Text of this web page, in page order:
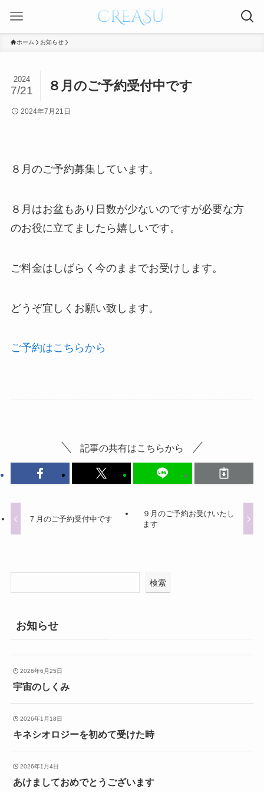
ホーム お知らせ
８月のご予約受付中です
2024
7/21
2024年7月21日
８月のご予約募集しています。
８月はお盆もあり日数が少ないのですが必要な方
のお役に立てましたら嬉しいです。
ご料金はしばらく今のままでお受けします。
どうぞ宜しくお願い致します。
ご予約はこちらから
記事の共有はこちらから
７月のご予約受付中です
９月のご予約お受けいたし
ます
検索
お知らせ
2026年6月25日
宇宙のしくみ
2026年1月18日
キネシオロジーを初めて受けた時
2026年1月4日
あけましておめでとうございます